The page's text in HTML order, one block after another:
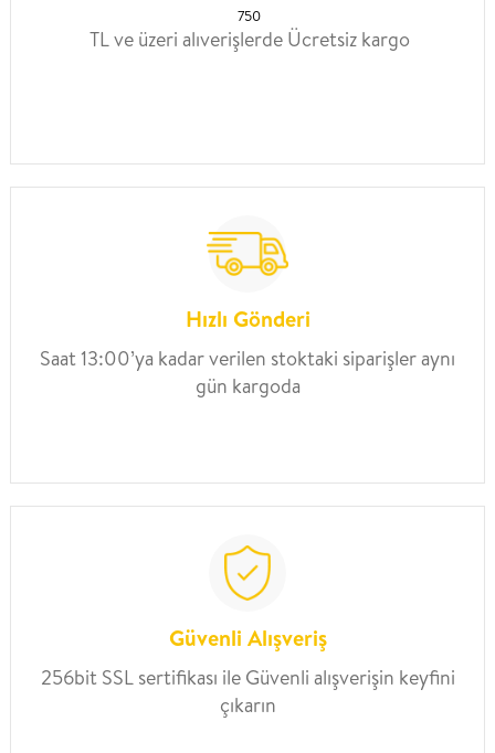
750
TL ve üzeri alıverişlerde Ücretsiz kargo
Hızlı Gönderi
Saat 13:00’ya kadar verilen stoktaki siparişler aynı
gün kargoda
Güvenli Alışveriş
256bit SSL sertifikası ile Güvenli alışverişin keyfini
çıkarın